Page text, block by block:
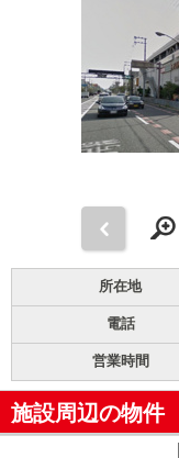
所在地
電話
営業時間
施設周辺の物件